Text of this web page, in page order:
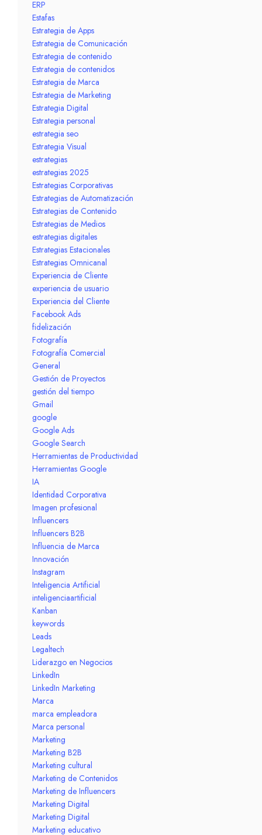
ERP
Estafas
Estrategia de Apps
Estrategia de Comunicación
Estrategia de contenido
Estrategia de contenidos
Estrategia de Marca
Estrategia de Marketing
Estrategia Digital
Estrategia personal
estrategia seo
Estrategia Visual
estrategias
estrategias 2025
Estrategias Corporativas
Estrategias de Automatización
Estrategias de Contenido
Estrategias de Medios
estrategias digitales
Estrategias Estacionales
Estrategias Omnicanal
Experiencia de Cliente
experiencia de usuario
Experiencia del Cliente
Facebook Ads
fidelización
Fotografía
Fotografía Comercial
General
Gestión de Proyectos
gestión del tiempo
Gmail
google
Google Ads
Google Search
Herramientas de Productividad
Herramientas Google
IA
Identidad Corporativa
Imagen profesional
Influencers
Influencers B2B
Influencia de Marca
Innovación
Instagram
Inteligencia Artificial
inteligenciaartificial
Kanban
keywords
Leads
Legaltech
Liderazgo en Negocios
LinkedIn
LinkedIn Marketing
Marca
marca empleadora
Marca personal
Marketing
Marketing B2B
Marketing cultural
Marketing de Contenidos
Marketing de Influencers
Marketing Digital
Marketing Digital
Marketing educativo